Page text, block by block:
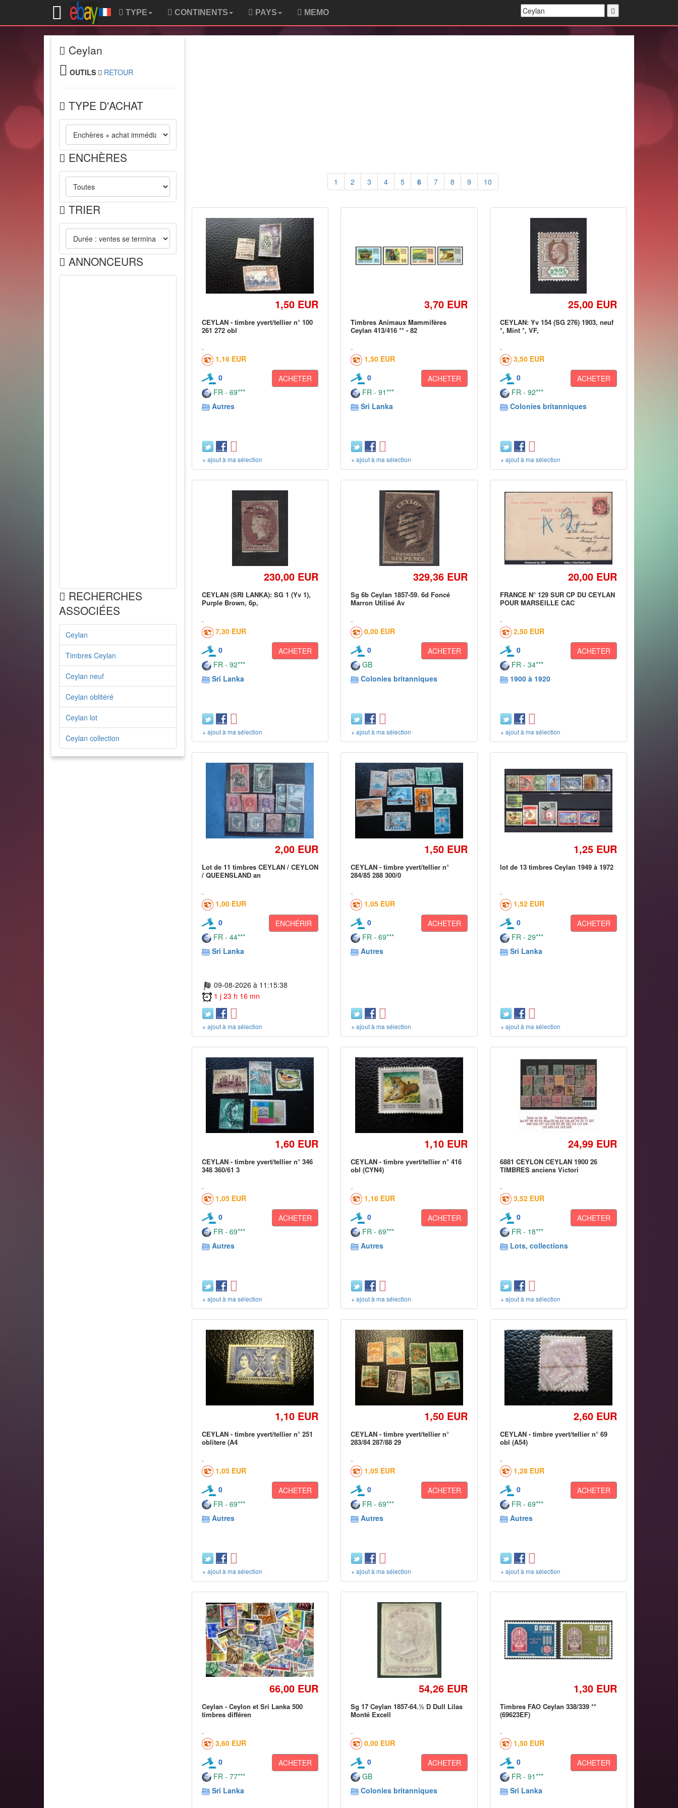
TYPE CONTINENTS PAYS MEMO
Ceylan
OUTILS RETOUR
TYPE D'ACHAT
ENCHÈRES
TRIER
ANNONCEURS
RECHERCHES
ASSOCIÉES
Ceylan
Timbres Ceylan
Ceylan neuf
Ceylan oblitéré
Ceylan lot
Ceylan collection
1 2 3 4 5 6 7 8 9 10
1,50 EUR
CEYLAN - timbre yvert/tellier n° 100
261 272 obl
1,16 EUR
0
ACHETER
FR - 69***
Autres
+ ajout à ma sélection
3,70 EUR
Timbres Animaux Mammifères
Ceylan 413/416 ** - 82
1,50 EUR
0
ACHETER
FR - 91***
Sri Lanka
+ ajout à ma sélection
25,00 EUR
CEYLAN: Yv 154 (SG 276) 1903, neuf
*, Mint *, VF,
3,50 EUR
0
ACHETER
FR - 92***
Colonies britanniques
+ ajout à ma sélection
230,00 EUR
CEYLAN (SRI LANKA): SG 1 (Yv 1),
Purple Brown, 6p,
7,30 EUR
0
ACHETER
FR - 92***
Sri Lanka
+ ajout à ma sélection
329,36 EUR
Sg 6b Ceylan 1857-59. 6d Foncé
Marron Utilisé Av
0,00 EUR
0
ACHETER
GB
Colonies britanniques
+ ajout à ma sélection
20,00 EUR
FRANCE N° 129 SUR CP DU CEYLAN
POUR MARSEILLE CAC
2,50 EUR
0
ACHETER
FR - 34***
1900 à 1920
+ ajout à ma sélection
2,00 EUR
Lot de 11 timbres CEYLAN / CEYLON
/ QUEENSLAND an
1,00 EUR
0
ENCHÉRIR
FR - 44***
Sri Lanka
09-08-2026 à 11:15:38
1 j 23 h 16 mn
+ ajout à ma sélection
1,50 EUR
CEYLAN - timbre yvert/tellier n°
284/85 288 300/0
1,05 EUR
0
ACHETER
FR - 69***
Autres
+ ajout à ma sélection
1,25 EUR
lot de 13 timbres Ceylan 1949 à 1972
1,52 EUR
0
ACHETER
FR - 29***
Sri Lanka
+ ajout à ma sélection
1,60 EUR
CEYLAN - timbre yvert/tellier n° 346
348 360/61 3
1,05 EUR
0
ACHETER
FR - 69***
Autres
+ ajout à ma sélection
1,10 EUR
CEYLAN - timbre yvert/tellier n° 416
obl (CYN4)
1,16 EUR
0
ACHETER
FR - 69***
Autres
+ ajout à ma sélection
24,99 EUR
6881 CEYLON CEYLAN 1900 26
TIMBRES anciens Victori
3,52 EUR
0
ACHETER
FR - 18***
Lots, collections
+ ajout à ma sélection
1,10 EUR
CEYLAN - timbre yvert/tellier n° 251
oblitere (A4
1,05 EUR
0
ACHETER
FR - 69***
Autres
+ ajout à ma sélection
1,50 EUR
CEYLAN - timbre yvert/tellier n°
283/84 287/88 29
1,05 EUR
0
ACHETER
FR - 69***
Autres
+ ajout à ma sélection
2,60 EUR
CEYLAN - timbre yvert/tellier n° 69
obl (A54)
1,28 EUR
0
ACHETER
FR - 69***
Autres
+ ajout à ma sélection
66,00 EUR
Ceylan - Ceylon et Sri Lanka 500
timbres différen
3,60 EUR
0
ACHETER
FR - 77***
Sri Lanka
54,26 EUR
Sg 17 Ceylan 1857-64.½ D Dull Lilas
Monté Excell
0,00 EUR
0
ACHETER
GB
Colonies britanniques
1,30 EUR
Timbres FAO Ceylan 338/339 **
(69623EF)
1,50 EUR
0
ACHETER
FR - 91***
Sri Lanka